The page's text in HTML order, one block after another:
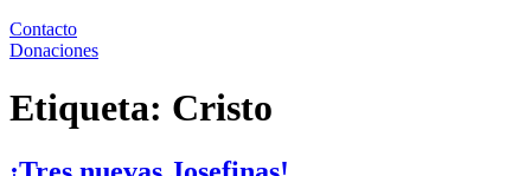
Contacto
Donaciones
Etiqueta: Cristo